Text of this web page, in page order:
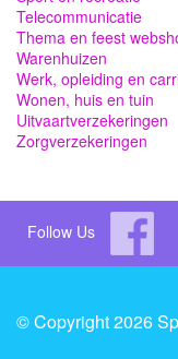
Telecommunicatie
Thema en feest
Warenhuizen
Werk, opleiding en
Wonen, huis en tuin
Uitvaartverzekeringen
Zorgverzekeringen
Follow Us
© Copyright 2026